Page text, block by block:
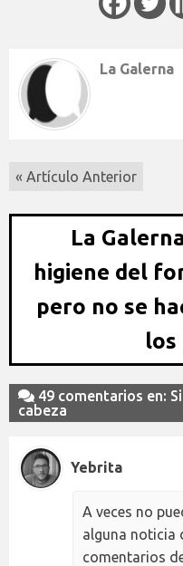
La Galerna
« Artículo Anterior
La
higiene del
pero no se
los
49 comentarios en:
cabeza
Yebrita
A veces no
alguna noticia
comentarios